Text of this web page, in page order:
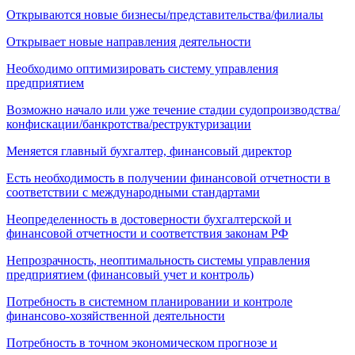
Открываются новые бизнесы/представительства/филиалы
Открывает новые направления деятельности
Необходимо оптимизировать систему управления
предприятием
Возможно начало или уже течение стадии судопроизводства/
конфискации/банкротства/реструктуризации
Меняется главный бухгалтер, финансовый директор
Есть необходимость в получении финансовой отчетности в
соответствии с международными стандартами
Неопределенность в достоверности бухгалтерской и
финансовой отчетности и соответствия законам РФ
Непрозрачность, неоптимальность системы управления
предприятием (финансовый учет и контроль)
Потребность в системном планировании и контроле
финансово-хозяйственной деятельности
Потребность в точном экономическом прогнозе и